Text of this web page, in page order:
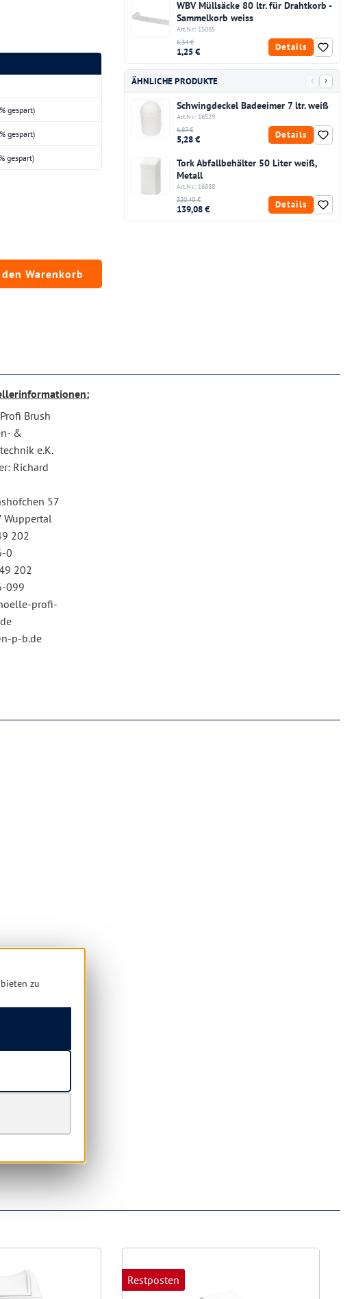
gespart)
gespart)
gespart)
gewünschten Wert ein oder benutze die
Warenkorb
WBV Müllsäcke 80 ltr. für Drahtkorb -
Sammelkorb weiss
Art.Nr.: 15085
6,34 €
1,25 € Details
ÄHNLICHE PRODUKTE ‹ ›
Schwingdeckel Badeeimer 7 ltr. weiß
Art.Nr.: 16529
6,87 €
5,28 € Details
Tork Abfallbehälter 50 Liter weiß,
Metall
Art.Nr.: 16888
320,40 €
139,08 € Details
Brush
&
e.K.
Richard
57
Wuppertal
202
0
202
099
profi-
p-b.de
Restposten
zu